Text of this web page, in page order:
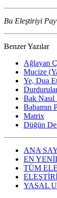
Bu Eleştiriyi
Benzer Yazılar
Ağlayan
Mucize
Ye, Dua
Bak
Babamın
Matrix
Düğün
ANA
EN
TÜM
YASAL